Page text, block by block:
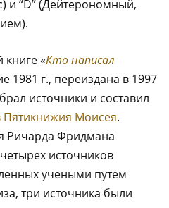
и “D” (Дейтерономный,
«Кто написал
1981 г., переиздана в 1997
источники и составил
Пятикнижия Моисея.
Ричарда Фридмана
источников
учеными путем
три источника были